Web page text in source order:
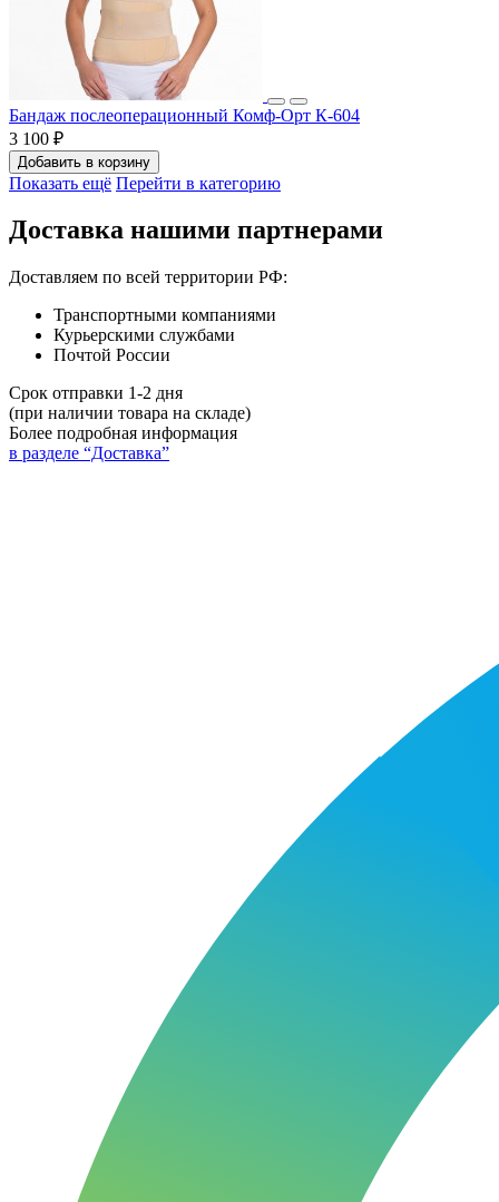
Бандаж послеоперационный Комф-Орт К-604
3 100 ₽
Добавить в корзину
Показать ещё Перейти в категорию
Доставка нашими партнерами
Доставляем по всей территории РФ:
Транспортными компаниями
Курьерскими службами
Почтой России
Срок отправки 1-2 дня
(при наличии товара на складе)
Более подробная информация
в разделе “Доставка”